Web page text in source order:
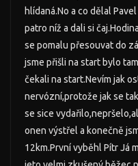
hlídaná.No a co dělal
patro níž a dali si
se pomalu přesouvat do
jsme přišli na start bylo
čekali na start.Nevím jak
nervózní,protože jak se
se sice
onen výstřel a konečně
12km.První vyběhl Pítr Já